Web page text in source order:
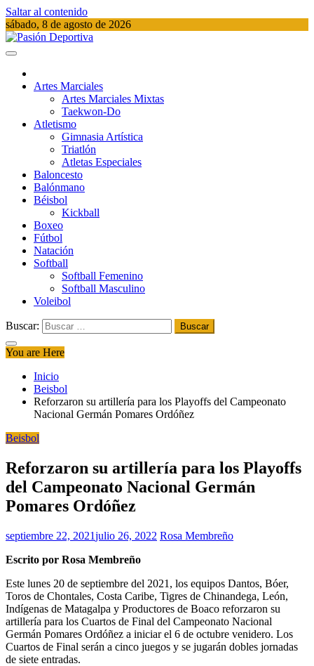
Saltar al contenido
sábado, 8 de agosto de 2026
Artes Marciales
Artes Marciales Mixtas
Taekwon-Do
Atletismo
Gimnasia Artística
Triatlón​
Atletas Especiales
Baloncesto
Balónmano
Béisbol
Kickball​
Boxeo
Fútbol
Natación​
Softball​
Softball​ Femenino
Softball​ Masculino
Voleibol​
Buscar:
You are Here
Inicio
Beisbol
Reforzaron su artillería para los Playoffs del Campeonato
Nacional Germán Pomares Ordóñez
Beisbol
Reforzaron su artillería para los Playoffs
del Campeonato Nacional Germán
Pomares Ordóñez
septiembre 22, 2021julio 26, 2022 Rosa Membreño
Escrito por Rosa Membreño
Este lunes 20 de septiembre del 2021, los equipos Dantos, Bóer,
Toros de Chontales, Costa Caribe, Tigres de Chinandega, León,
Indígenas de Matagalpa y Productores de Boaco reforzaron su
artillería para los Cuartos de Final del Campeonato Nacional
Germán Pomares Ordóñez a iniciar el 6 de octubre venidero. Los
Cuartos de Final serán a cinco juegos y se jugarán dobles jornadas
de siete entradas.